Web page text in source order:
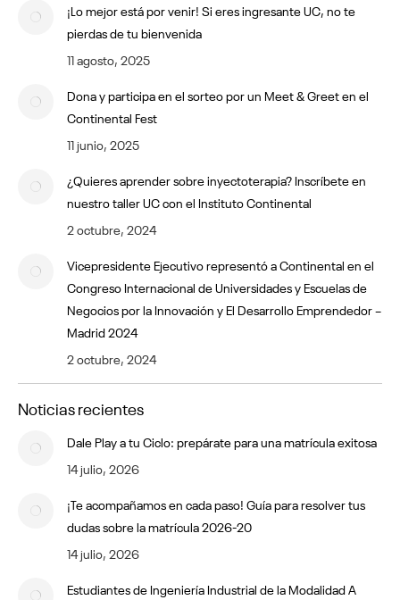
¡Lo mejor está por venir! Si eres ingresante UC, no te
pierdas de tu bienvenida
11 agosto, 2025
Dona y participa en el sorteo por un Meet & Greet en el
Continental Fest
11 junio, 2025
¿Quieres aprender sobre inyectoterapia? Inscríbete en
nuestro taller UC con el Instituto Continental
2 octubre, 2024
Vicepresidente Ejecutivo representó a Continental en el
Congreso Internacional de Universidades y Escuelas de
Negocios por la Innovación y El Desarrollo Emprendedor –
Madrid 2024
2 octubre, 2024
Noticias recientes
Dale Play a tu Ciclo: prepárate para una matrícula exitosa
14 julio, 2026
¡Te acompañamos en cada paso! Guía para resolver tus
dudas sobre la matrícula 2026-20
14 julio, 2026
Estudiantes de Ingeniería Industrial de la Modalidad A